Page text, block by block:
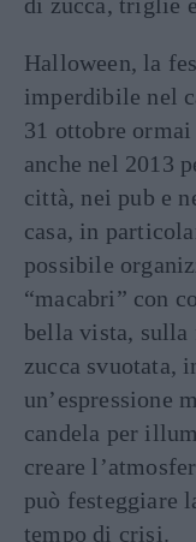
Halloween, la
imperdibile nel
31 ottobre
anche nel 2013
città, nei pub e
casa, in
possibile
“macabri” con
bella vista, sulla
zucca svuotata,
un’espressione
candela per
creare
può festeggiare
tempo di crisi.